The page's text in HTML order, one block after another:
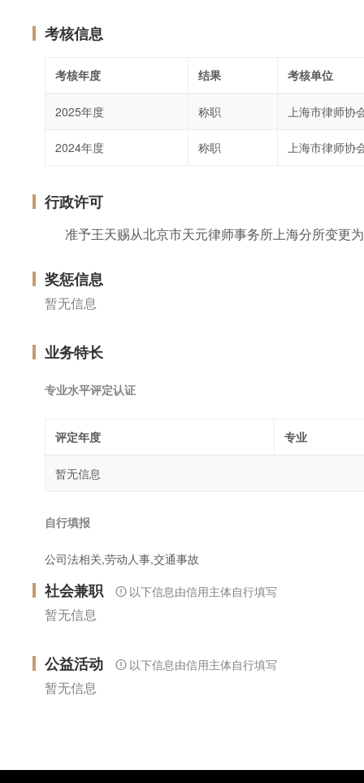
考核信息
考核年度 结果 考核单位
2025年度 称职 上海市律师协
2024年度 称职 上海市律师协
行政许可
准予王天赐从北京市天元律师事务所上海分所变更
奖惩信息
暂无信息
业务特长
专业水平评定认证
评定年度 专业
暂无信息
自行填报
公司法相关,劳动人事,交通事故
社会兼职 以下信息由信用主体自行填写
暂无信息
公益活动 以下信息由信用主体自行填写
暂无信息